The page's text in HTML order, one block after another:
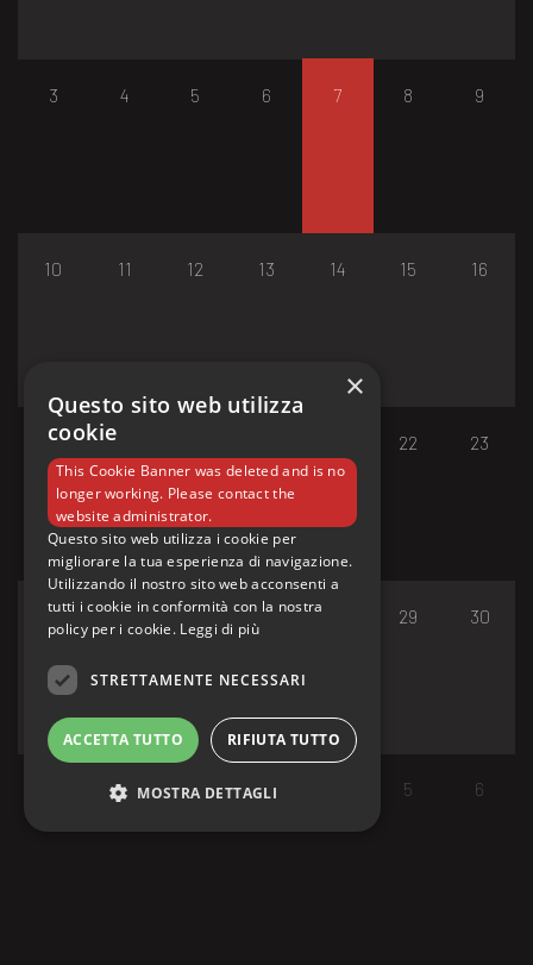
3 4 5 6 7 8 9
10 11 12 13 14 15 16
17 18 22 23
24 25 26 27 29 30
1 2 3 5 6
×
Questo sito web utilizza
cookie
This Cookie Banner was deleted and is no
longer working. Please contact the
website administrator.
Questo sito web utilizza i cookie per
migliorare la tua esperienza di navigazione.
Utilizzando il nostro sito web acconsenti a
tutti i cookie in conformità con la nostra
policy per i cookie. Leggi di più
STRETTAMENTE NECESSARI
ACCETTA TUTTO RIFIUTA TUTTO
MOSTRA DETTAGLI